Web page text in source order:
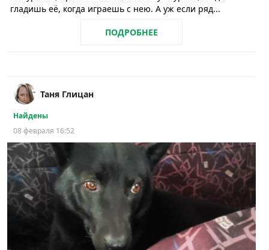
гладишь её, когда играешь с нею. А уж если ряд...
ПОДРОБНЕЕ
Таня Глицан
Найдены
08 февраля 16:52